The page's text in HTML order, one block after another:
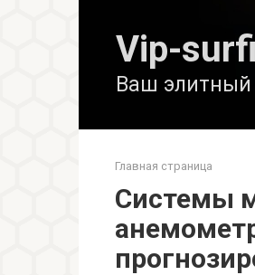
Vip-
Ваш элитный
Главная страница
Системы